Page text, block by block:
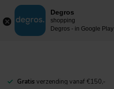
MENU
Gratis verzending vanaf €150,-
Degros
shopping
Degros - in Google Play